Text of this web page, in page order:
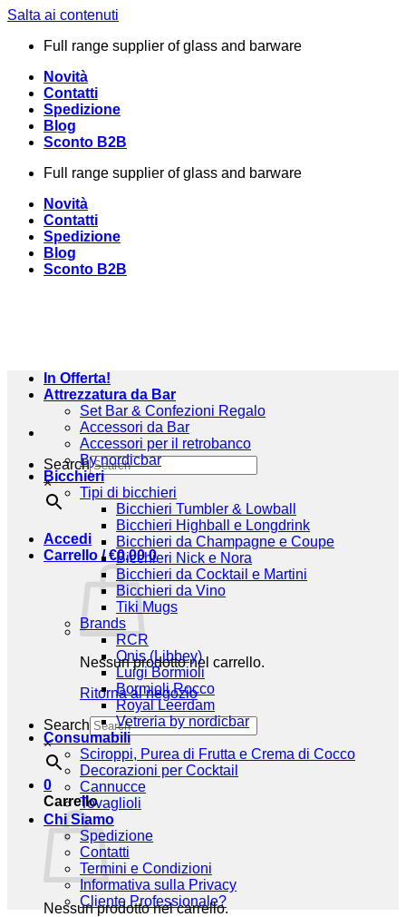
Salta ai contenuti
Full range supplier of glass and barware
Novità
Contatti
Spedizione
Blog
Sconto B2B
Full range supplier of glass and barware
Novità
Contatti
Spedizione
Blog
Sconto B2B
Search
×
Accedi
Carrello /€0,00 0
Nessun prodotto nel carrello.
Ritorna al negozio
Search
×
0
Carrello
Nessun prodotto nel carrello.
In Offerta!
Attrezzatura da Bar
Set Bar & Confezioni Regalo
Accessori da Bar
Accessori per il retrobanco
By nordicbar
Bicchieri
Tipi di bicchieri
Bicchieri Tumbler & Lowball
Bicchieri Highball e Longdrink
Bicchieri da Champagne e Coupe
Bicchieri Nick e Nora
Bicchieri da Cocktail e Martini
Bicchieri da Vino
Tiki Mugs
Brands
RCR
Onis (Libbey)
Luigi Bormioli
Bormioli Rocco
Royal Leerdam
Vetreria by nordicbar
Consumabili
Sciroppi, Purea di Frutta e Crema di Cocco
Decorazioni per Cocktail
Cannucce
Tovaglioli
Chi Siamo
Spedizione
Contatti
Termini e Condizioni
Informativa sulla Privacy
Cliente Professionale?